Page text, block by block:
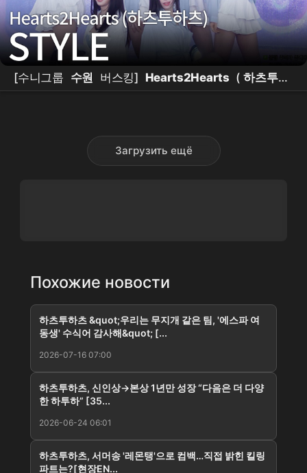
[수니그룹 수원 버스킹] Hearts2Hearts ( 하츠투하
츠 ) "STYLE" 이주하, 설유은, 혜리, 조이온, 예옹이 |
Загрузить ещё
Похожие новости
하츠투하츠 &quot;우리는 무지개 같은 팀, '에스파 여
동생' 수식어 감사해&quot; [...
2026-07-16 07:00
하츠투하츠, 신인상→본상 1년만 성장 “다음은 더 다양
한 하투하” [35...
2026-06-24 06:01
하츠투하츠, 서머송 '레몬탱'으로 컴백…직접 밝힌 킬링
파트는?[현장EN...